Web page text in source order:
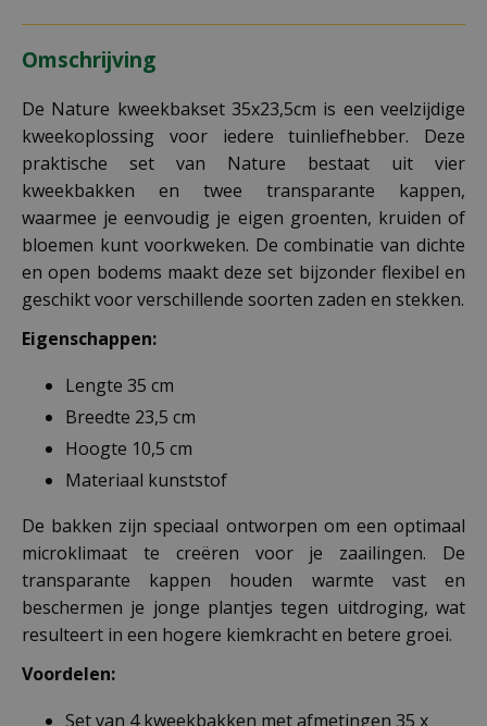
Omschrijving
De Nature kweekbakset 35x23,5cm is een veelzijdige
kweekoplossing voor iedere tuinliefhebber. Deze
praktische set van Nature bestaat uit vier
kweekbakken en twee transparante kappen,
waarmee je eenvoudig je eigen groenten, kruiden of
bloemen kunt voorkweken. De combinatie van dichte
en open bodems maakt deze set bijzonder flexibel en
geschikt voor verschillende soorten zaden en stekken.
Eigenschappen:
Lengte 35 cm
Breedte 23,5 cm
Hoogte 10,5 cm
Materiaal kunststof
De bakken zijn speciaal ontworpen om een optimaal
microklimaat te creëren voor je zaailingen. De
transparante kappen houden warmte vast en
beschermen je jonge plantjes tegen uitdroging, wat
resulteert in een hogere kiemkracht en betere groei.
Voordelen:
Set van 4 kweekbakken met afmetingen 35 x